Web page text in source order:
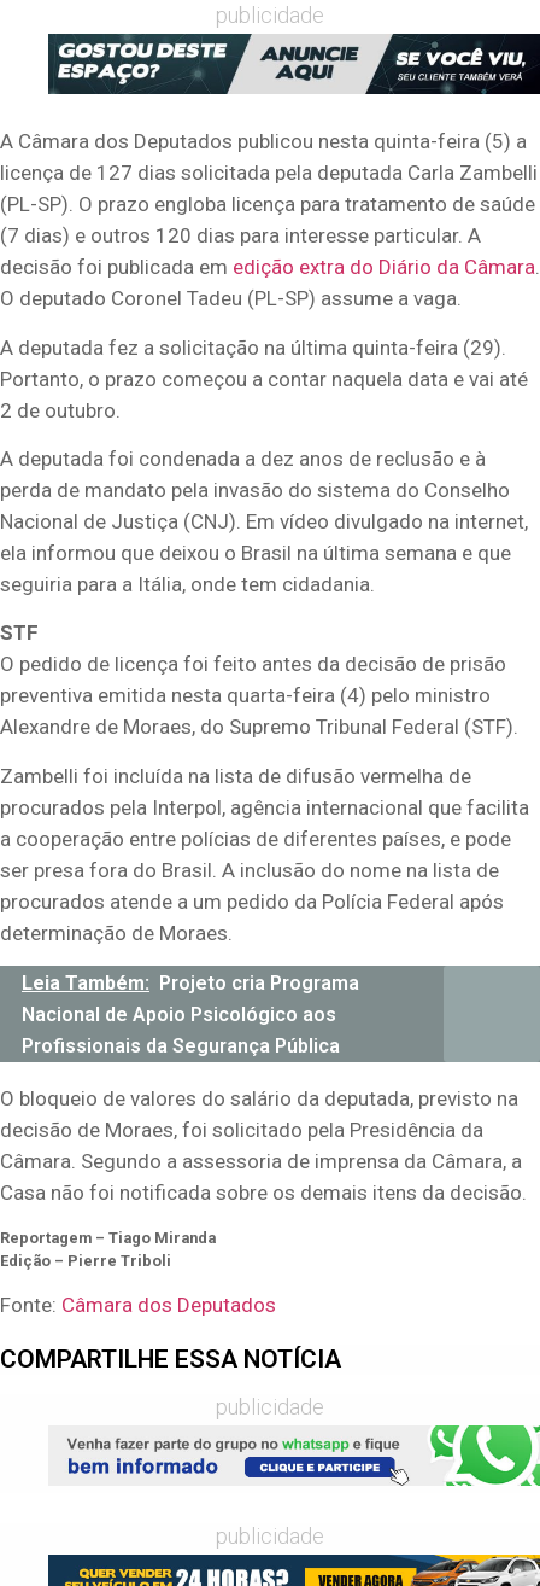
publicidade
A Câmara dos Deputados publicou nesta quinta-feira (5) a
licença de 127 dias solicitada pela deputada Carla Zambelli
(PL-SP). O prazo engloba licença para tratamento de saúde
(7 dias) e outros 120 dias para interesse particular. A
decisão foi publicada em edição extra do Diário da Câmara.
O deputado Coronel Tadeu (PL-SP) assume a vaga.
A deputada fez a solicitação na última quinta-feira (29).
Portanto, o prazo começou a contar naquela data e vai até
2 de outubro.
A deputada foi condenada a dez anos de reclusão e à
perda de mandato pela invasão do sistema do Conselho
Nacional de Justiça (CNJ). Em vídeo divulgado na internet,
ela informou que deixou o Brasil na última semana e que
seguiria para a Itália, onde tem cidadania.
STF
O pedido de licença foi feito antes da decisão de prisão
preventiva emitida nesta quarta-feira (4) pelo ministro
Alexandre de Moraes, do Supremo Tribunal Federal (STF).
Zambelli foi incluída na lista de difusão vermelha de
procurados pela Interpol, agência internacional que facilita
a cooperação entre polícias de diferentes países, e pode
ser presa fora do Brasil. A inclusão do nome na lista de
procurados atende a um pedido da Polícia Federal após
determinação de Moraes.
Leia Também:
Projeto cria Programa
Nacional de Apoio Psicológico aos
Profissionais da Segurança Pública
O bloqueio de valores do salário da deputada, previsto na
decisão de Moraes, foi solicitado pela Presidência da
Câmara. Segundo a assessoria de imprensa da Câmara, a
Casa não foi notificada sobre os demais itens da decisão.
Reportagem – Tiago Miranda
Edição – Pierre Triboli
Fonte: Câmara dos Deputados
COMPARTILHE ESSA NOTÍCIA
publicidade
publicidade